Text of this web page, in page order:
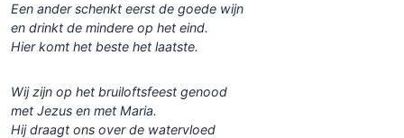
Een ander schenkt eerst de goede wijn
en drinkt de mindere op het eind.
Hier komt het beste het laatste.
Wij zijn op het bruiloftsfeest genood
met Jezus en met Maria.
Hij draagt ons over de watervloed